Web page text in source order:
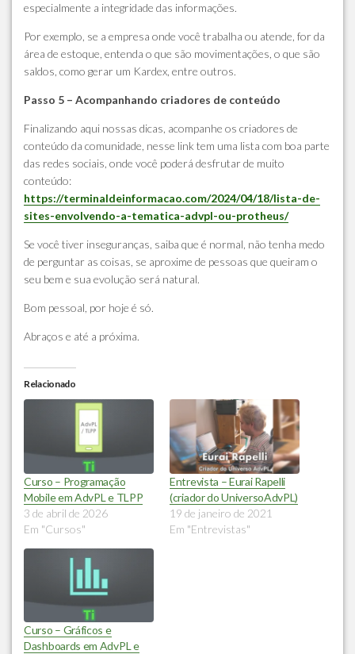
especialmente a integridade das informações.
Por exemplo, se a empresa onde você trabalha ou atende, for da
área de estoque, entenda o que são movimentações, o que são
saldos, como gerar um Kardex, entre outros.
Passo 5 – Acompanhando criadores de conteúdo
Finalizando aqui nossas dicas, acompanhe os criadores de
conteúdo da comunidade, nesse link tem uma lista com boa parte
das redes sociais, onde você poderá desfrutar de muito
conteúdo:
https://terminaldeinformacao.com/2024/04/18/lista-de-
sites-envolvendo-a-tematica-advpl-ou-protheus/
Se você tiver inseguranças, saiba que é normal, não tenha medo
de perguntar as coisas, se aproxime de pessoas que queiram o
seu bem e sua evolução será natural.
Bom pessoal, por hoje é só.
Abraços e até a próxima.
Relacionado
Curso – Programação
Mobile em AdvPL e TLPP
3 de abril de 2026
Em "Cursos"
Entrevista – Eurai Rapelli
(criador do UniversoAdvPL)
19 de janeiro de 2021
Em "Entrevistas"
Curso – Gráficos e
Dashboards em AdvPL e